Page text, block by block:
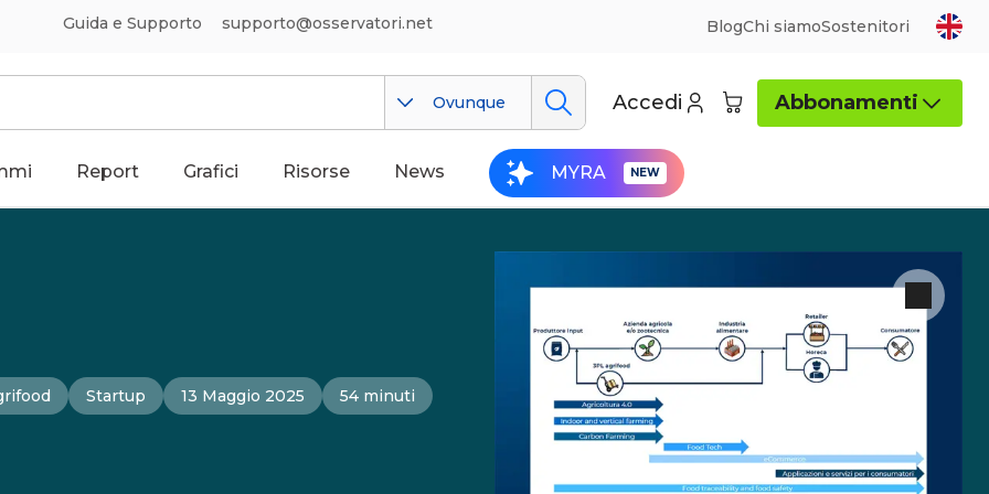
Guida e Supporto supporto@osservatori.net BlogChi siamoSostenitori
Ovunque Accedi Abbonamenti
Report Grafici Risorse News MYRA
Startup 13 Maggio 2025 54 minuti